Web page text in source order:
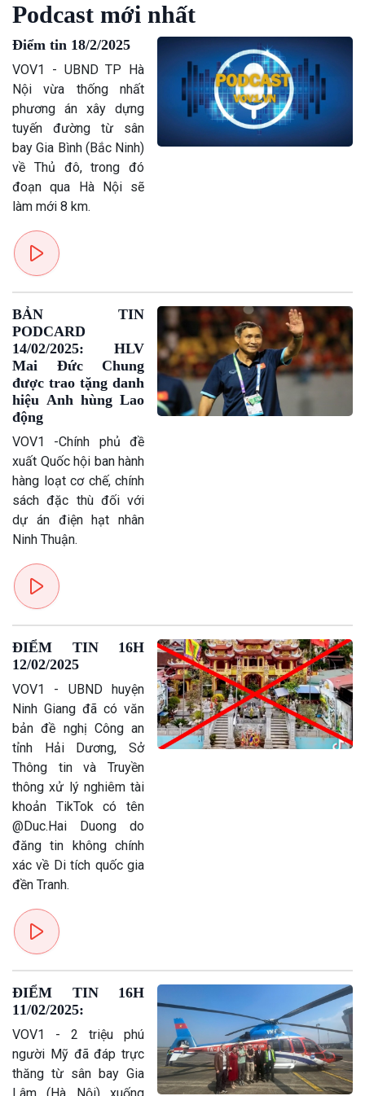
Thời sự
Thời sự 6h
Thời sự 12h
Thời sự 18h
Thời sự 21h30
Bản tin
Chính trị
Tin Chính trị
Chính phủ với người dân
Quốc hội với cử tri
Xây dựng đảng
Đảng trong cuộc sống
Nhận diện sự thật
Podcast mới nhất
Điểm tin 18/2/2025
VOV1 - UBND TP Hà
Nội vừa thống nhất
phương án xây dựng
tuyến đường từ sân
bay Gia Bình (Bắc Ninh)
về Thủ đô, trong đó
đoạn qua Hà Nội sẽ
làm mới 8 km.
BẢN TIN
PODCARD
14/02/2025: HLV
Mai Đức Chung
được trao tặng danh
hiệu Anh hùng Lao
động
VOV1 -Chính phủ đề
xuất Quốc hội ban hành
hàng loạt cơ chế, chính
sách đặc thù đối với
dự án điện hạt nhân
Ninh Thuận.
ĐIỂM TIN 16H
12/02/2025
VOV1 - UBND huyện
Ninh Giang đã có văn
bản đề nghị Công an
tỉnh Hải Dương, Sở
Thông tin và Truyền
thông xử lý nghiêm tài
khoản TikTok có tên
@Duc.Hai Duong do
đăng tin không chính
xác về Di tích quốc gia
đền Tranh.
ĐIỂM TIN 16H
11/02/2025:
VOV1 - 2 triệu phú
người Mỹ đã đáp trực
thăng từ sân bay Gia